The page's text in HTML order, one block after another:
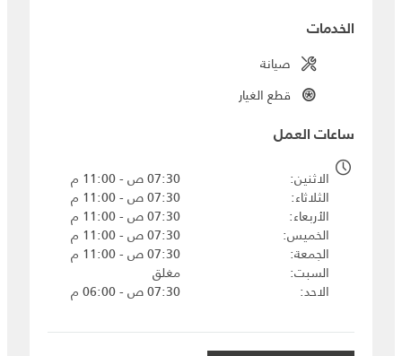
الخدمات
صيانة
قطع الغيار
ساعات العمل
الاثنين
07:30 ص - 11:00 م
الثلاثاء
07:30 ص - 11:00 م
الأربعاء
07:30 ص - 11:00 م
الخميس
07:30 ص - 11:00 م
الجمعة
07:30 ص - 11:00 م
السبت
مغلق
الاحد
07:30 ص - 06:00 م